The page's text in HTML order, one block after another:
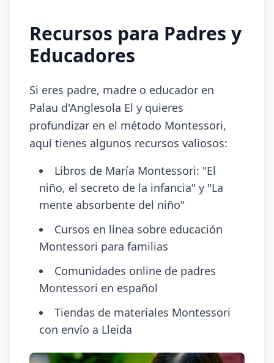
Recursos para Padres y
Educadores
Si eres padre, madre o educador en
Palau d'Anglesola El y quieres
profundizar en el método Montessori,
aquí tienes algunos recursos valiosos:
Libros de María Montessori: "El
niño, el secreto de la infancia" y "La
mente absorbente del niño"
Cursos en línea sobre educación
Montessori para familias
Comunidades online de padres
Montessori en español
Tiendas de materiales Montessori
con envío a Lleida